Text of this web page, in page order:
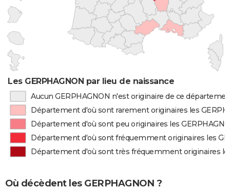
Les GERPHAGNON par lieu de naissance
Aucun GERPHAGNON n'est originaire de ce
Département d'où sont rarement originaires les
Département d'où sont peu originaires les
Département d'où sont fréquemment originaires les
Département d'où sont très fréquemment originaires
Où décèdent les GERPHAGNON ?